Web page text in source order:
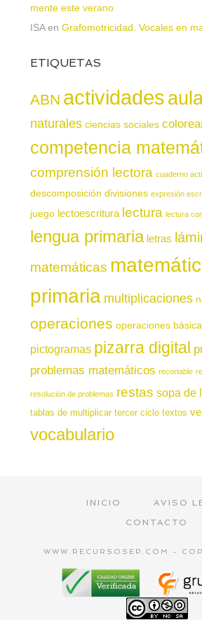
mente este verano
ISAen Grafomotricidad. Vocales en
ETIQUETAS
ABN actividades
naturales ciencias sociales
competencia
comprensión lectora cuaderno
descomposición divisiones expresión
juego lectoescritura lectura lectura
lengua primaria letras
matemáticas
primaria multiplicaciones
operaciones operaciones
pictogramas pizarra digital
problemas matemáticos recortable
resolución de problemas restas sopa de
tablas de multiplicar tercer ciclo textos
vocabulario
INICIO
AVISO
CONTACTO
WWW.RECURSOSEP.COM -